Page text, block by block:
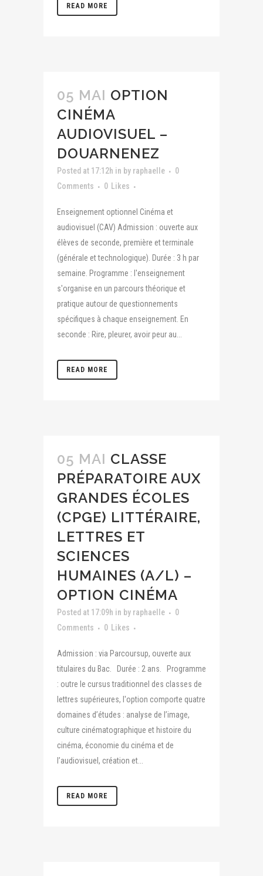
READ MORE
05 MAI OPTION
CINÉMA
AUDIOVISUEL –
DOUARNENEZ
Posted at 17:12h in by raphaelle
0
Comments
0 Likes
Enseignement optionnel Cinéma et
audiovisuel (CAV) Admission : ouverte aux
élèves de seconde, première et terminale
(générale et technologique). Durée : 3 h par
semaine. Programme : l'enseignement
s'organise en un parcours théorique et
pratique autour de questionnements
spécifiques à chaque enseignement. En
seconde : Rire, pleurer, avoir peur au...
READ MORE
05 MAI CLASSE
PRÉPARATOIRE AUX
GRANDES ÉCOLES
(CPGE) LITTÉRAIRE,
LETTRES ET
SCIENCES
HUMAINES (A/L) –
OPTION CINÉMA
Posted at 17:09h in by raphaelle
0
Comments
0 Likes
Admission : via Parcoursup, ouverte aux
titulaires du Bac. Durée : 2 ans. Programme
: outre le cursus traditionnel des classes de
lettres supérieures, l'option comporte quatre
domaines d’études : analyse de l’image,
culture cinématographique et histoire du
cinéma, économie du cinéma et de
l’audiovisuel, création et...
READ MORE